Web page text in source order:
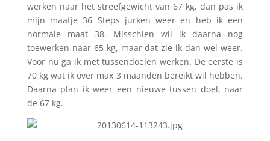
werken naar het streefgewicht van 67 kg, dan pas ik
mijn maatje 36 Steps jurken weer en heb ik een
normale maat 38. Misschien wil ik daarna nog
toewerken naar 65 kg, maar dat zie ik dan wel weer.
Voor nu ga ik met tussendoelen werken. De eerste is
70 kg wat ik over max 3 maanden bereikt wil hebben.
Daarna plan ik weer een nieuwe tussen doel, naar
de 67 kg.